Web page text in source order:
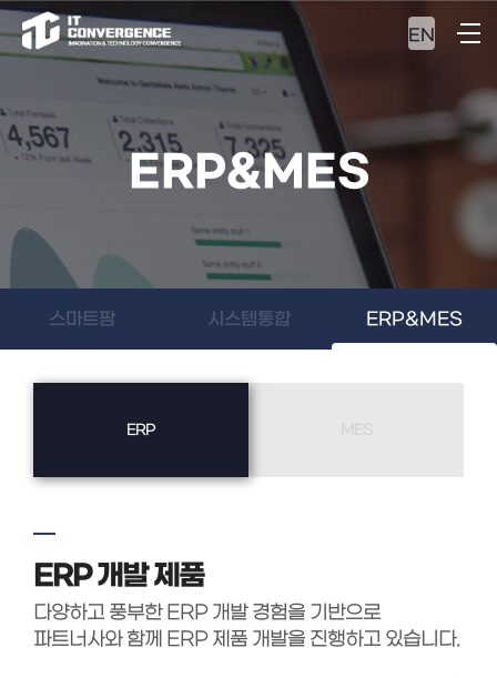
EN
ERP&MES
스마트팜 시스템통합 ERP&MES
ERP
ERP 개발 제품
다양하고 풍부한 ERP 개발 경험을 기반으로
파트너사와 함께 ERP 제품 개발을 진행하고 있습니다.